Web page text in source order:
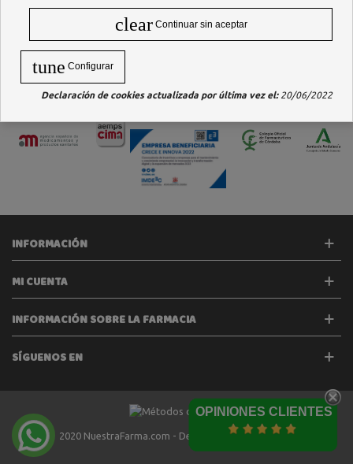
AÑADIR
OPINIONES CLIENTES
INFORMACIÓN
MI CUENTA
INFORMACIÓN SOBRE LA FARMACIA
SÍGUENOS EN
2020 NuestraFarma.com - Desarrollado porTecinet
clear Continuar sin aceptar
tune Configurar
Declaración de cookies actualizada por última vez el:20/06/2022